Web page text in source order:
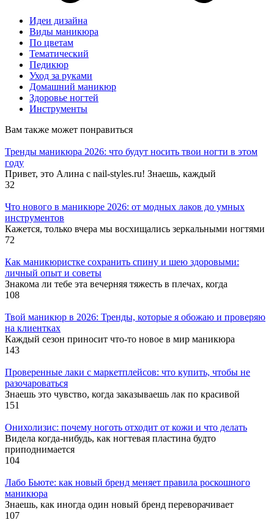
Идеи дизайна
Виды маникюра
По цветам
Тематический
Педикюр
Уход за руками
Домашний маникюр
Здоровье ногтей
Инструменты
Вам также может понравиться
Тренды маникюра 2026: что будут носить твои ногти в этом
году
Привет, это Алина с nail-styles.ru! Знаешь, каждый
32
Что нового в маникюре 2026: от модных лаков до умных
инструментов
Кажется, только вчера мы восхищались зеркальными ногтями
72
Как маникюристке сохранить спину и шею здоровыми:
личный опыт и советы
Знакома ли тебе эта вечерняя тяжесть в плечах, когда
108
Твой маникюр в 2026: Тренды, которые я обожаю и проверяю
на клиентках
Каждый сезон приносит что-то новое в мир маникюра
143
Проверенные лаки с маркетплейсов: что купить, чтобы не
разочароваться
Знаешь это чувство, когда заказываешь лак по красивой
151
Онихолизис: почему ноготь отходит от кожи и что делать
Видела когда-нибудь, как ногтевая пластина будто
приподнимается
104
Лабо Бьюте: как новый бренд меняет правила роскошного
маникюра
Знаешь, как иногда один новый бренд переворачивает
107